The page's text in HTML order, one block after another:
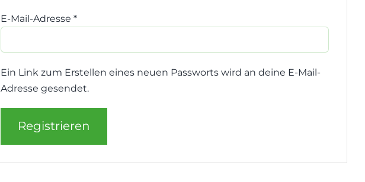
E-Mail-Adresse *Erforderlich
Ein Link zum Erstellen eines neuen Passworts wird an deine E-Mail-
Adresse gesendet.
Registrieren